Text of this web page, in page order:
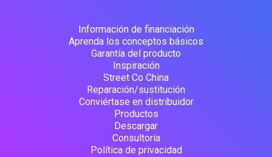
Información de financiación
Aprenda los conceptos básicos
Garantía del producto
Inspiración
Street Co China
Reparación/sustitución
Conviértase en distribuidor
Productos
Descargar
Consultoría
Política de privacidad